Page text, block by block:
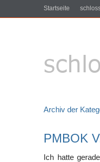
Startseite
Archiv der
PMBOK
Ich hatte